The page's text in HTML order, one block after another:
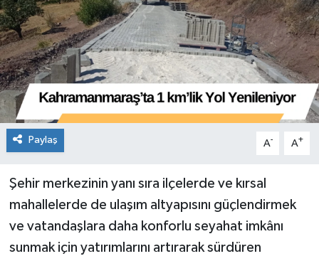
Paylaş A- A+
Şehir merkezinin yanı sıra ilçelerde ve kırsal
mahallelerde de ulaşım altyapısını güçlendirmek
ve vatandaşlara daha konforlu seyahat imkânı
sunmak için yatırımlarını artırarak sürdüren